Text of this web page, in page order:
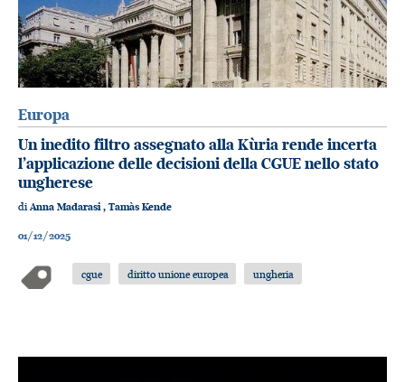
Europa
Un inedito filtro assegnato alla Kùria rende incerta
l’applicazione delle decisioni della CGUE nello stato
ungherese
diAnna Madarasi, Tamàs Kende
01/12/2025
cgue diritto unione europea ungheria